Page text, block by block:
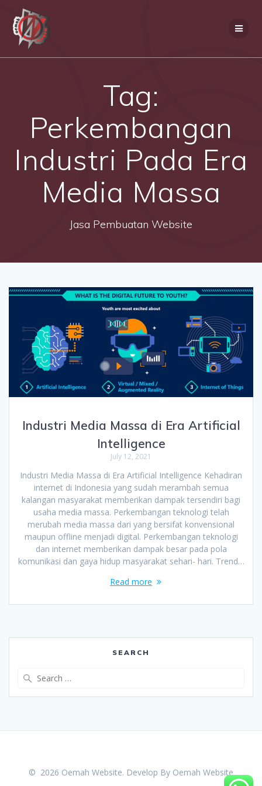
Tag:
Perkembangan
Industri Pada Era
Media Massa
Jasa Pembuatan Website
Industri Media Massa di Era Artificial
Intelligence
July 12, 2021
Industri Media Massa di Era Artificial Intelligence Kehadiran
internet di Indonesia yang sudah merambah semua
kalangan masyarakat memberikan dampak tersendiri bagi
usaha media massa. Perkembangan teknologi telah
merubah media massa dari yang bersifat konvensional
maupun offline menjadi digital. Perkembangan teknologi
dan internet memberikan dampak besar pada pola
komunikasi dan gaya hidup masyarakat sehari- hari. Trend…
Read more
SEARCH
© 2026 Oemah Website. Develop By Oemah Website